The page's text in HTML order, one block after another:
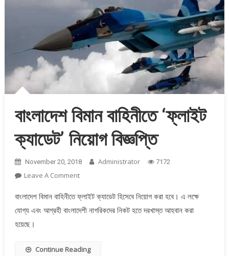
বাংলাদেশ বিমান বাহিনীতে ‘ফ্লাইট
ক্যাডেট’ নিয়োগ বিজ্ঞপ্তি
November 20, 2018 Administrator 7172
Leave A CommentOn
বিমান
বাহিনীতে
নিয়োগ
বাংলাদেশ বিমান বাহিনীতে ফ্লাইট ক্যাডেট হিসেবে নিয়োগ করা হবে। এ লক্ষে
যোগ্য এবং আগ্রহী বাংলাদেশী নাগরিকদের নিকট হতে দরখাস্ত আহবান করা
হয়েছে।
Continue Reading